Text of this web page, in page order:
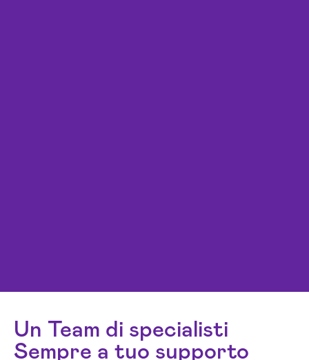
Un Team di specialisti
Sempre a tuo supporto